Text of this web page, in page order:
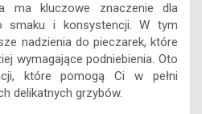
ma kluczowe znaczenie dla
smaku i konsystencji. W tym
nadzienia do pieczarek, które
wymagające podniebienia. Oto
które pomogą Ci w pełni
delikatnych grzybów.